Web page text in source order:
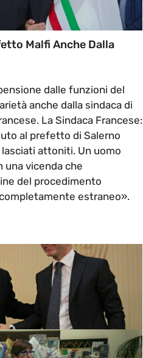
Malfi Anche Dalla
dalle funzioni del
anche dalla sindaca di
La Sindaca Francese:
al prefetto di Salerno
attoniti. Un uomo
una vicenda che
del procedimento
estraneo».